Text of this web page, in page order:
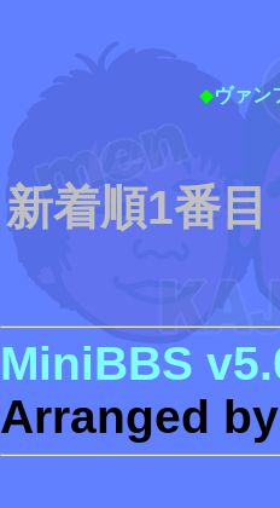
◆ヴァン
新着順1番
MiniBBS
Arranged